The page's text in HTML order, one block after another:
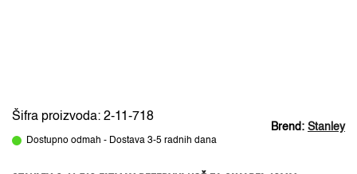
Brend: Stanley
Šifra proizvoda: 2-11-718
Dostupno odmah - Dostava 3-5 radnih dana